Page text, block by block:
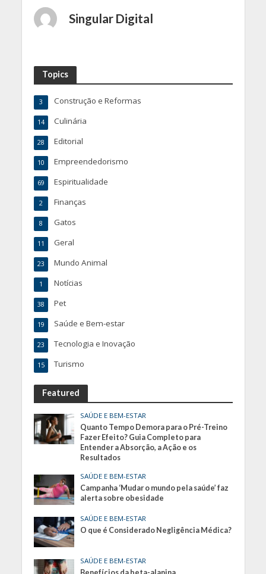
Singular Digital
Topics
Construção e Reformas
3
Culinária
14
Editorial
28
Empreendedorismo
10
Espiritualidade
69
Finanças
2
Gatos
8
Geral
11
Mundo Animal
23
Notícias
1
Pet
38
Saúde e Bem-estar
19
Tecnologia e Inovação
23
Turismo
15
Featured
SAÚDE E BEM-ESTAR
Quanto Tempo Demora para o Pré-Treino
Fazer Efeito? Guia Completo para
Entender a Absorção, a Ação e os
Resultados
SAÚDE E BEM-ESTAR
Campanha ‘Mudar o mundo pela saúde’ faz
alerta sobre obesidade
SAÚDE E BEM-ESTAR
O que é Considerado Negligência Médica?
SAÚDE E BEM-ESTAR